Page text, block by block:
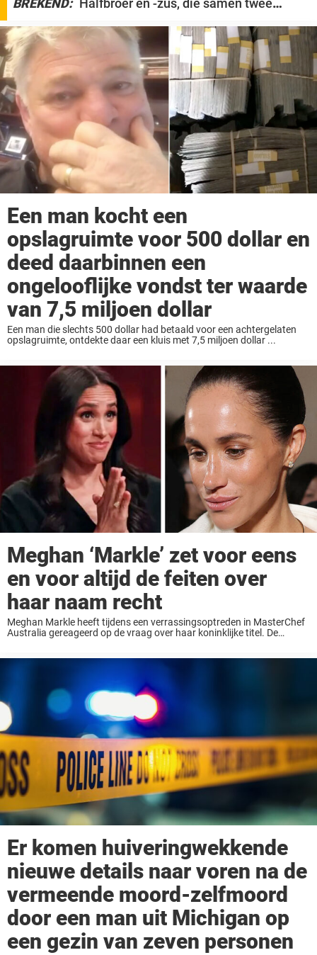
s
n
e
r
H
o
m
e
BREKEND: Halfbroer en -zus, die samen twee
hebben geëist te mogen trouwen
Een man kocht een
opslagruimte voor 500 dollar en
deed daarbinnen een
ongelooflijke vondst ter waarde
van 7,5 miljoen dollar
Een man die slechts 500 dollar had betaald voor een achtergelaten
opslagruimte, ontdekte daar een kluis met 7,5 miljoen dollar ...
Meghan ‘Markle’ zet voor eens
en voor altijd de feiten over
haar naam recht
Meghan Markle heeft tijdens een verrassingsoptreden in MasterChef
Australia gereageerd op de vraag over haar koninklijke titel. De
Er komen huiveringwekkende
nieuwe details naar voren na de
vermeende moord-zelfmoord
door een man uit Michigan op
een gezin van zeven personen